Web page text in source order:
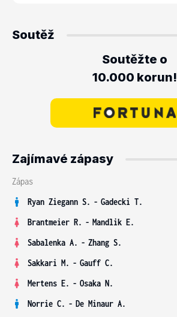
Soutěž
Soutěžte o
10.000 korun!
Zajímavé zápasy
Zápas
Ryan Ziegann S. - Gadecki T.
Brantmeier R. - Mandlik E.
Sabalenka A. - Zhang S.
Sakkari M. - Gauff C.
Mertens E. - Osaka N.
Norrie C. - De Minaur A.